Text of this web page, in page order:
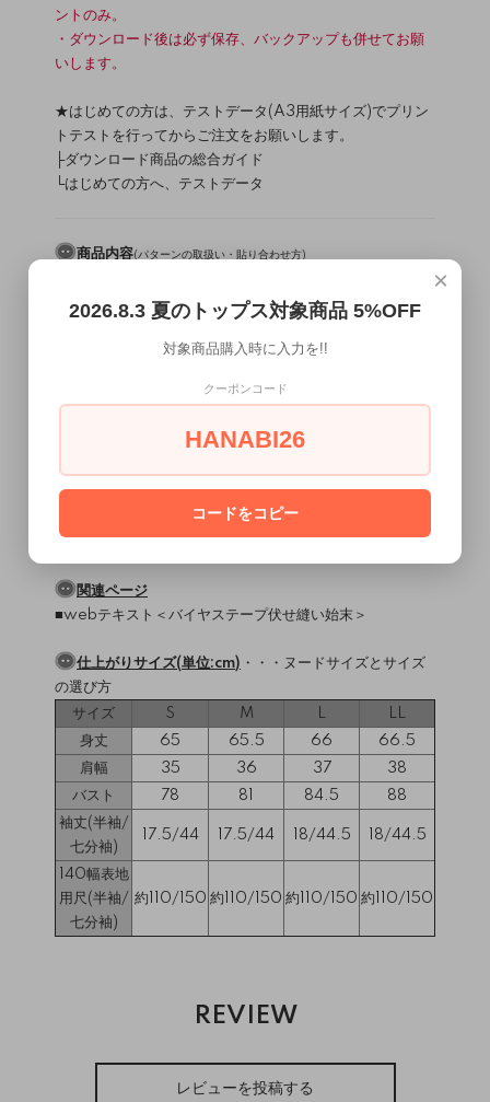
ントのみ。
・ダウンロード後は必ず保存、バックアップも併せてお願
いします。
★はじめての方は、テストデータ(A3用紙サイズ)でプリン
トテストを行ってからご注文をお願いします。
├ダウンロード商品の総合ガイド
└はじめての方へ、テストデータ
商品内容(パターンの取扱い・貼り合わせ方)
├パターン・・・5pcs（6か所貼り合わせが必要です）
カットソー生地(テンション：高～中/生地厚：中～薄)
バイヤステープ伏せ縫い用テープ
直線縫いミシン・2本針4本糸ロックミシン
関連ページ
■webテキスト＜ バイヤステープ伏せ縫い始末 ＞
仕上がりサイズ(単位:cm) ・・・ ヌードサイズとサイズ
の選び方
サイズ
S M L
LL
身丈
65 65.5 66
66.5
肩幅
35 36 37
38
バスト
78 81 84.5
88
袖丈(半袖/
七分袖)
17.5/44 17.5/44 18/44.5 18/44.5
140幅表地
用尺(半袖/
七分袖)
約110/150 約110/150 約110/150 約110/150
REVIEW
レビューを投稿する
×
2026.8.3 夏のトップス対象商品 5%OFF
対象商品購入時に入力を!!
クーポンコード
HANABI26
コードをコピー